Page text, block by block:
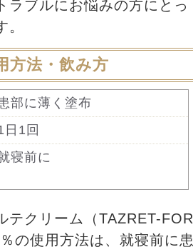
ラブルにお悩みの方にとっ
方法・飲み方
部に薄く塗布
日1回
寝前に
テクリーム（TAZRET-FOR
の使用方法は、就寝前に